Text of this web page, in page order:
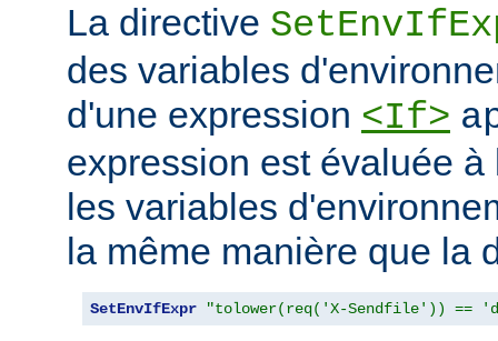
La directive
des variables
d'une expression <If>
expression est évaluée
les variables
la même manière que la
SetEnvIfExpr "tolower(req('X-Sendfile')) ==